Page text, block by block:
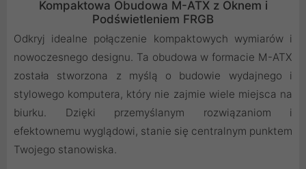
Kompaktowa Obudowa M-ATX z Oknem i
Podświetleniem FRGB
Odkryj idealne połączenie kompaktowych wymiarów i
nowoczesnego designu. Ta obudowa w formacie M-ATX
została stworzona z myślą o budowie wydajnego i
stylowego komputera, który nie zajmie wiele miejsca na
biurku. Dzięki przemyślanym rozwiązaniom i
efektownemu wyglądowi, stanie się centralnym punktem
Twojego stanowiska.